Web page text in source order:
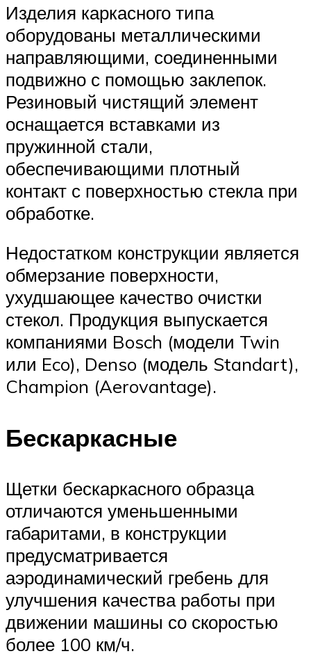
Изделия каркасного типа
оборудованы металлическими
направляющими, соединенными
подвижно с помощью заклепок.
Резиновый чистящий элемент
оснащается вставками из
пружинной стали,
обеспечивающими плотный
контакт с поверхностью стекла при
обработке.
Недостатком конструкции является
обмерзание поверхности,
ухудшающее качество очистки
стекол. Продукция выпускается
компаниями Bosch (модели Twin
или Eco), Denso (модель Standart),
Champion (Aerovantage).
Бескаркасные
Щетки бескаркасного образца
отличаются уменьшенными
габаритами, в конструкции
предусматривается
аэродинамический гребень для
улучшения качества работы при
движении машины со скоростью
более 100 км/ч.